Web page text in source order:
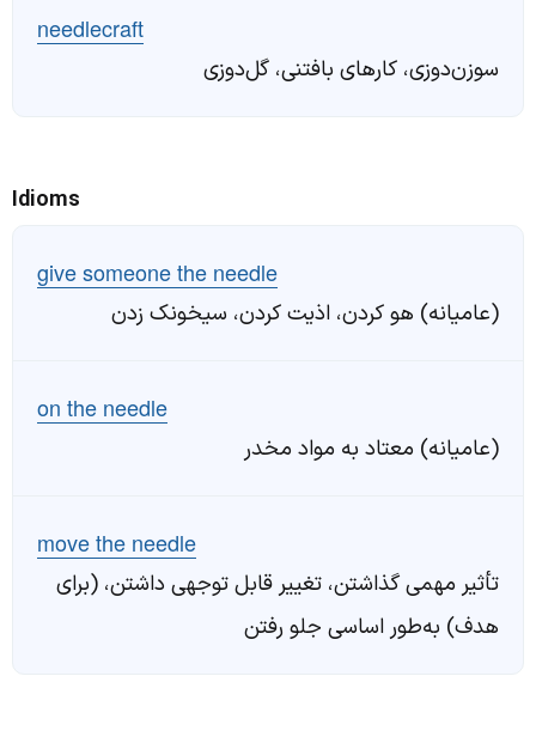
needlecraft
سوزن‌دوزی، کارهای بافتنی، گل‌دوزی
Idioms
give someone the needle
(عامیانه) هو کردن، اذیت کردن، سیخونک زدن
on the needle
(عامیانه) معتاد به مواد مخدر
move the needle
تأثیر مهمی گذاشتن، تغییر قابل توجهی داشتن، (برای
هدف) به‌طور اساسی جلو رفتن